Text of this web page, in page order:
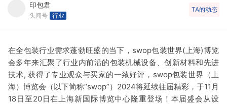
印包君
头闻号 行业
TA的动态
在全包装行业需求蓬勃旺盛的当下，swop包装世界(上海)博览
会多年来汇聚了行业内前沿的包装机械设备、创新材料和先进
技术, 获得了专业观众与买家的一致好评，swop包装世界（上
海）博览会（以下简称“swop”）2024将延续往届精彩，于11月
18日至20日在上海新国际博览中心隆重登场！本届盛会从设